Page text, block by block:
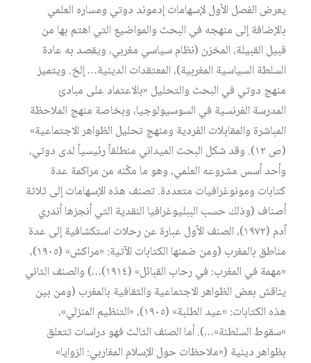
يعرض الفصل الأول لإسهامات إدموند دوتي ومساره العلمي
بالإضافة إلى منهجه في البحث والمواضيع التي اهتم بها من
قبيل القبيلة، المخزن (نظام سياسي مغربي، ويقصد به عادة
السلطة السياسية المغربية)، المعتقدات الدينية… إلخ. ويتميز
منهج دوتي في البحث والتحليل «بالاعتماد على مبادئ
المدرسة الفرنسية في السوسيولوجيا، وبخاصة منهج الملاحظة
المباشرة والمقابلات الفردية ومنهج تحليل الظواهر الاجتماعية»
(ص ١٢). وقد شكل البحث الميداني منطلقاً رئيسياً لدى دوتي،
وأحد أسس مشروعه العلمي، وهو ما مكّنه من مراكمة عدة
كتابات ومونوغرافيات متعددة. تصنف هذه الإسهامات إلى ثلاثة
أصناف (وذلك حسب الببليوغرافيا النقدية التي أنجزها أندري
آدم (١٩٧٢)، الصنف الأول عبارة عن رحلات استكشافية إلى عدة
مناطق بالمغرب (ومن ضمنها الكتابات الآتية: «مراكش» (١٩٠٥)،
«مهمة في المغرب: في رحاب القبائل» (١٩١٤)…) والصنف الثاني
يناقش بعض الظواهر الاجتماعية والثقافية بالمغرب (ومن بين
هذه الكتابات: «عيد الطلبة» (١٩٠٥)، «التنظيم المنزلي»،
«سقوط السلطنة»…). أما الصنف الثالث فهو دراسات تتعلق
بظواهر دينية («ملاحظات حول الإسلام المغاربي: الزوايا»